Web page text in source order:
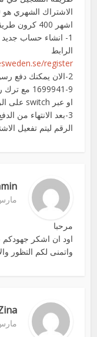
الاشتراك الشهري هو 150 كرون شهرين 300 كرون 3
اشهر 400 كرون طريقة التسجيل والدفع هي
1- انشاء حساب
الرابط
register/
2-الان يمكنك دفع رسوم الاشتراكعلى رقم plusgirot
1699941-9 مع ترك رساله اسمك او اسم المستخدم الخاص بك
او عبر switch على الرقم 0737762718
3-بعد الانتهاء من
الرقم ليتم تفعيل
مارس 11, 2015
مرحبا
اود ان اشكر جهودكم
واتمنى لكم التظور
مارس 22, 2015